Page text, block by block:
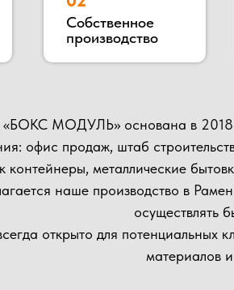
офис продаж, штаб строительства,
металлические бытовки,
наше производство в Раменском